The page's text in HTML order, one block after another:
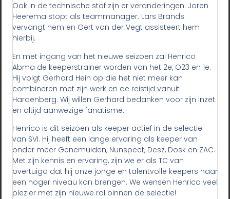
Ook in de technische staf zijn er veranderingen. Joren
Heerema stopt als teammanager. Lars Brands
vervangt hem en Gert van der Vegt assisteert hem
hierbij.
En met ingang van het nieuwe seizoen zal Henrico
Abma de keeperstrainer worden van het 2e, O23 en 1e.
Hij volgt Gerhard Hein op die het niet meer kan
combineren met zijn werk en de reistijd vanuit
Hardenberg. Wij willen Gerhard bedanken voor zijn inzet
en altijd aanwezige fanatisme.
Henrico is dit seizoen als keeper actief in de selectie
van SVI. Hij heeft een lange ervaring als keeper van
onder meer Genemuiden, Nunspeet, Desz, Dosk en ZAC.
Met zijn kennis en ervaring, zijn we er als TC van
overtuigd dat hij onze jonge en talentvolle keepers naar
een hoger niveau kan brengen. We wensen Henrico veel
plezier met zijn nieuwe rol binnen de selectie!